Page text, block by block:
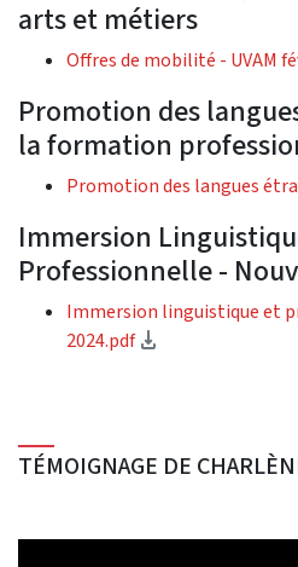
arts et métiers
Offres de mobilité - UVAM
Promotion des
la formation
Promotion des langues
Immersion
Professionnelle -
Immersion linguistique et
2024.pdf
TÉMOIGNAGE DE